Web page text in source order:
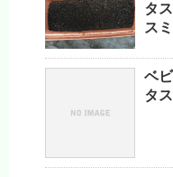
タ
ス
ベ
タ